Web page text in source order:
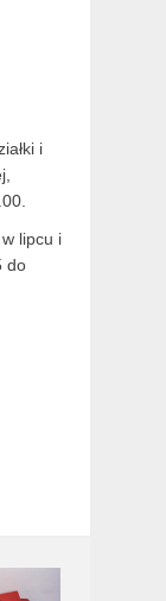
i
lipcu i
do